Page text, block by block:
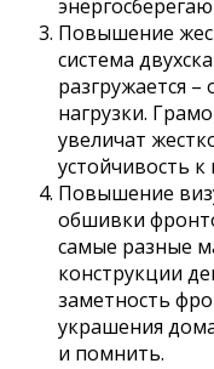
Повышение
система
разгружается –
нагрузки.
увеличат
устойчивость
Повышение
обшивки
самые разные
конструкции
заметность
украшения
и помнить.